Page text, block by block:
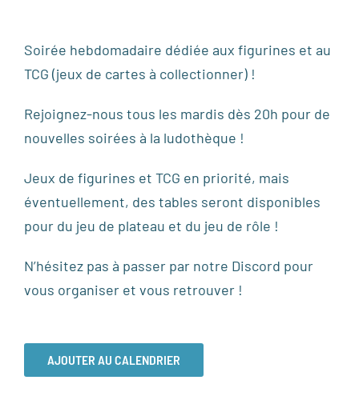
Soirée hebdomadaire dédiée aux figurines et au
TCG (jeux de cartes à collectionner) !
Rejoignez-nous tous les mardis dès 20h pour de
nouvelles soirées à la ludothèque !
Jeux de figurines et TCG en priorité, mais
éventuellement, des tables seront disponibles
pour du jeu de plateau et du jeu de rôle !
N’hésitez pas à passer par notre Discord pour
vous organiser et vous retrouver !
AJOUTER AU CALENDRIER